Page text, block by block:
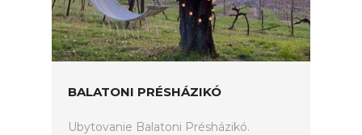
BALATONI PRÉSHÁZIKÓ
Ubytovanie Balatoni Présházikó.